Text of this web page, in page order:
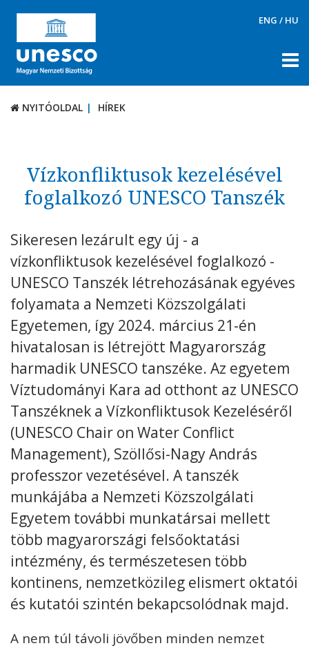
ENG / HU
NYITÓOLDAL HÍREK
TÉMÁK
DOKUMENTUMTÁR
KAPCSOLAT
Kövess minket unescohungary
Adatkezelési tájékoztató Impresszum
Technikai információk
NYITÓOLDAL HÍREK
Vízkonfliktusok kezelésével
foglalkozó UNESCO Tanszék
Sikeresen lezárult egy új - a
vízkonfliktusok kezelésével foglalkozó -
UNESCO Tanszék létrehozásának egyéves
folyamata a Nemzeti Közszolgálati
Egyetemen, így 2024. március 21-én
hivatalosan is létrejött Magyarország
harmadik UNESCO tanszéke. Az egyetem
Víztudományi Kara ad otthont az UNESCO
Tanszéknek a Vízkonfliktusok Kezeléséről
(UNESCO Chair on Water Conflict
Management), Szöllősi-Nagy András
professzor vezetésével. A tanszék
munkájába a Nemzeti Közszolgálati
Egyetem további munkatársai mellett
több magyarországi felsőoktatási
intézmény, és természetesen több
kontinens, nemzetközileg elismert oktatói
és kutatói szintén bekapcsolódnak majd.
A nem túl távoli jövőben minden nemzet